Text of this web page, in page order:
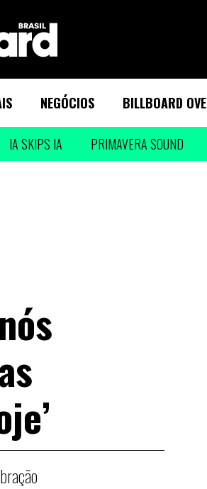
NEGÓCIOS BILLBOARD
IA SKIPS IA PRIMAVERA SOUND